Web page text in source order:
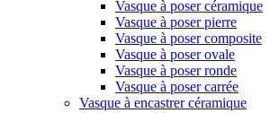
Vasque à poser céramique
Vasque à poser pierre
Vasque à poser composite
Vasque à poser ovale
Vasque à poser ronde
Vasque à poser carrée
Vasque à encastrer céramique